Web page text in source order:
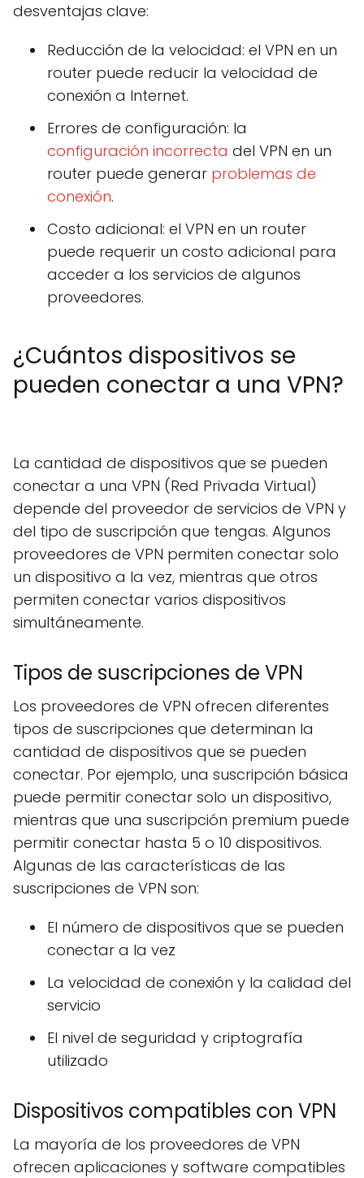
desventajas clave:
Reducción de la velocidad: el VPN en un
router puede reducir la velocidad de
conexión a Internet.
Errores de configuración: la
configuración incorrecta del VPN en un
router puede generar problemas de
conexión.
Costo adicional: el VPN en un router
puede requerir un costo adicional para
acceder a los servicios de algunos
proveedores.
¿Cuántos dispositivos se
pueden conectar a una VPN?
La cantidad de dispositivos que se pueden
conectar a una VPN (Red Privada Virtual)
depende del proveedor de servicios de VPN y
del tipo de suscripción que tengas. Algunos
proveedores de VPN permiten conectar solo
un dispositivo a la vez, mientras que otros
permiten conectar varios dispositivos
simultáneamente.
Tipos de suscripciones de VPN
Los proveedores de VPN ofrecen diferentes
tipos de suscripciones que determinan la
cantidad de dispositivos que se pueden
conectar. Por ejemplo, una suscripción básica
puede permitir conectar solo un dispositivo,
mientras que una suscripción premium puede
permitir conectar hasta 5 o 10 dispositivos.
Algunas de las características de las
suscripciones de VPN son:
El número de dispositivos que se pueden
conectar a la vez
La velocidad de conexión y la calidad del
servicio
El nivel de seguridad y criptografía
utilizado
Dispositivos compatibles con VPN
La mayoría de los proveedores de VPN
ofrecen aplicaciones y software compatibles